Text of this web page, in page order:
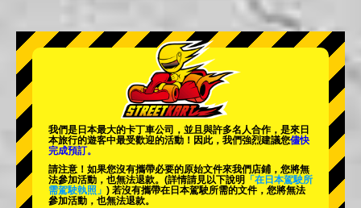
公司 預訂
更換店鋪
東京 秋葉原 #2
東京 澀谷分店 東京灣
東京 淺草 大阪
沖繩
我們是日本最大的卡丁車公司，並且與許多名人合作，是來日
本旅行的遊客中最受歡迎的活動 ！因此，我們強烈建議您儘快
完成預訂。
請注意！如果您沒有攜帶必要的原始文件來我們店鋪，您將無
法參加活動，也無法退款。 (詳情請見以下說明
「在日本駕駛所
需駕駛執照」 ) 若沒有攜帶在日本駕駛所需的文件，您將無法
參加活動，也無法退款。